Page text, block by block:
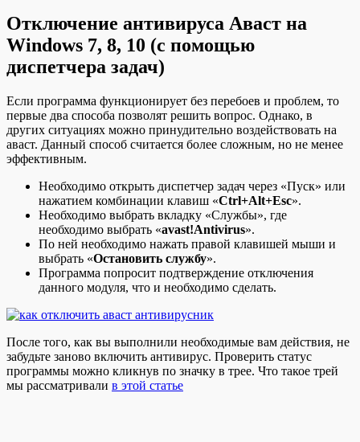
Отключение антивируса Аваст на
Windows 7, 8, 10 (с помощью
диспетчера задач)
Если программа функционирует без перебоев и проблем, то
первые два способа позволят решить вопрос. Однако, в
других ситуациях можно принудительно воздействовать на
аваст. Данный способ считается более сложным, но не менее
эффективным.
Необходимо открыть диспетчер задач через «Пуск» или
нажатием комбинации клавиш «Ctrl+Alt+Esc».
Необходимо выбрать вкладку «Службы», где
необходимо выбрать «avast!Antivirus».
По ней необходимо нажать правой клавишей мыши и
выбрать «Остановить службу».
Программа попросит подтверждение отключения
данного модуля, что и необходимо сделать.
После того, как вы выполнили необходимые вам действия, не
забудьте заново включить антивирус. Проверить статус
программы можно кликнув по значку в трее. Что такое трей
мы рассматривали в этой статье